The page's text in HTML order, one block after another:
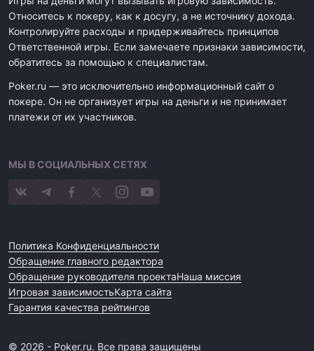
Относитесь к покеру, как к досугу, а не источнику дохода.
Контролируйте расходы и придерживайтесь принципов
Ответственной игры. Если замечаете признаки зависимости,
обратитесь за помощью к специалистам.
Poker.ru — это исключительно информационный сайт о
покере. Он не организует игры на деньги и не принимает
платежи от их участников.
МЫ В СОЦИАЛЬНЫХ СЕТЯХ
Политика Конфиденциальности
Обращение главного редактора
Обращение руководителя проектаНаша миссия
Игровая зависимостьКарта сайта
Гарантия качества рейтингов
© 2026 - Poker.ru. Все права защищены